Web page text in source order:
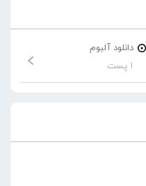
دانلود آلبوم
1 پست